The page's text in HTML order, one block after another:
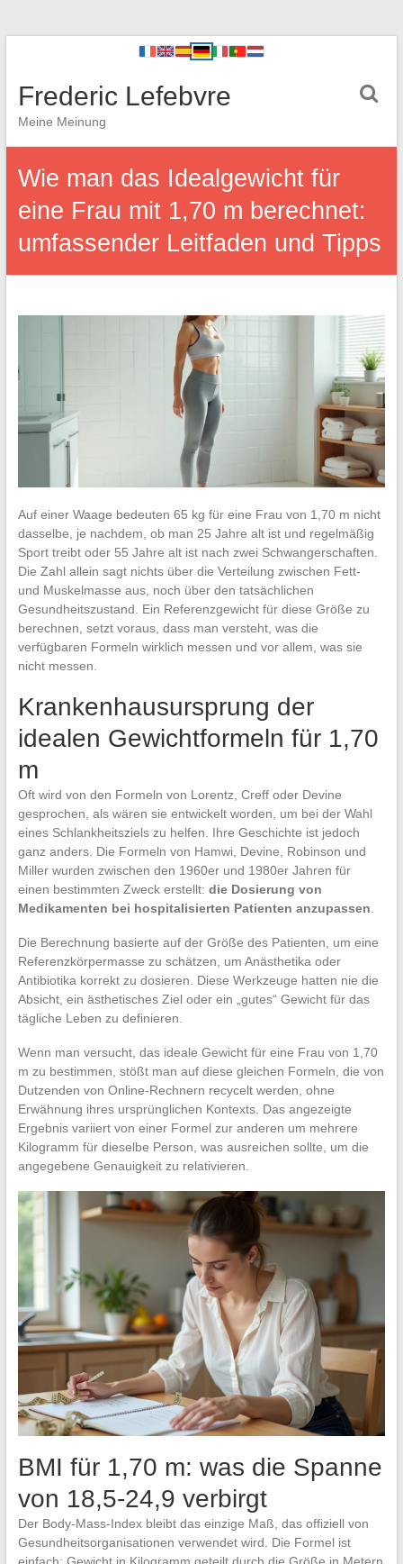
Frederic Lefebvre
Meine Meinung
Wie man das Idealgewicht für
eine Frau mit 1,70 m berechnet:
umfassender Leitfaden und Tipps
Auf einer Waage bedeuten 65 kg für eine Frau von 1,70 m nicht
dasselbe, je nachdem, ob man 25 Jahre alt ist und regelmäßig
Sport treibt oder 55 Jahre alt ist nach zwei Schwangerschaften.
Die Zahl allein sagt nichts über die Verteilung zwischen Fett-
und Muskelmasse aus, noch über den tatsächlichen
Gesundheitszustand. Ein Referenzgewicht für diese Größe zu
berechnen, setzt voraus, dass man versteht, was die
verfügbaren Formeln wirklich messen und vor allem, was sie
nicht messen.
Krankenhausursprung der
idealen Gewichtformeln für 1,70
m
Oft wird von den Formeln von Lorentz, Creff oder Devine
gesprochen, als wären sie entwickelt worden, um bei der Wahl
eines Schlankheitsziels zu helfen. Ihre Geschichte ist jedoch
ganz anders. Die Formeln von Hamwi, Devine, Robinson und
Miller wurden zwischen den 1960er und 1980er Jahren für
einen bestimmten Zweck erstellt: die Dosierung von
Medikamenten bei hospitalisierten Patienten anzupassen
Die Berechnung basierte auf der Größe des Patienten, um eine
Referenzkörpermasse zu schätzen, um Anästhetika oder
Antibiotika korrekt zu dosieren. Diese Werkzeuge hatten nie die
Absicht, ein ästhetisches Ziel oder ein „gutes“ Gewicht für das
tägliche Leben zu definieren.
Wenn man versucht, das ideale Gewicht für eine Frau von 1,70
m zu bestimmen, stößt man auf diese gleichen Formeln, die von
Dutzenden von Online-Rechnern recycelt werden, ohne
Erwähnung ihres ursprünglichen Kontexts. Das angezeigte
Ergebnis variiert von einer Formel zur anderen um mehrere
Kilogramm für dieselbe Person, was ausreichen sollte, um die
angegebene Genauigkeit zu relativieren.
BMI für 1,70 m: was die Spanne
von 18,5-24,9 verbirgt
Der Body-Mass-Index bleibt das einzige Maß, das offiziell von
Gesundheitsorganisationen verwendet wird. Die Formel ist